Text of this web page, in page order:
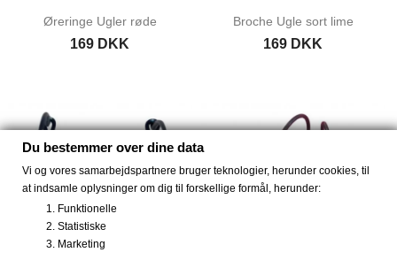
Øreringe Ugler røde
169 DKK
Broche Ugle sort lime
169 DKK
Du bestemmer over dine data
Vi og vores samarbejdspartnere bruger teknologier, herunder cookies, til
at indsamle oplysninger om dig til forskellige formål, herunder:
Funktionelle
Statistiske
Marketing